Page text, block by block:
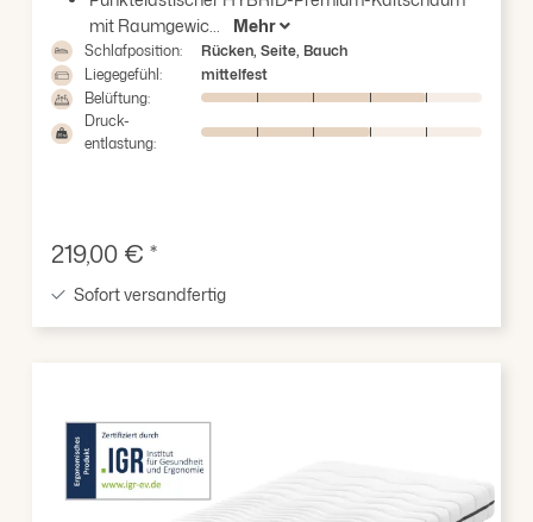
mit Raumgewic...
Mehr
Schlafposition:
Rücken, Seite, Bauch
Liegegefühl:
mittelfest
Belüftung:
Druck-
entlastung:
Verkaufspreis:
219,00 € *
Sofort versandfertig